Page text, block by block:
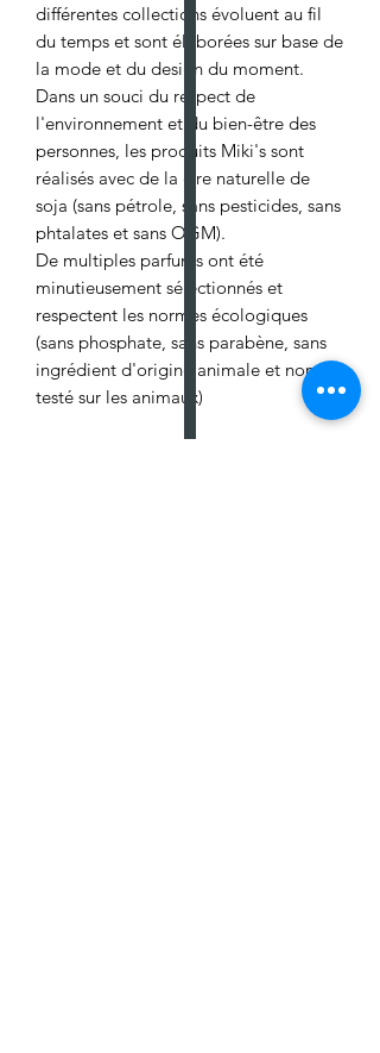
différentes collections évoluent au fil
du temps et sont élaborées sur base de
la mode et du design du moment.
Dans un souci du respect de
l'environnement et du bien-être des
personnes, les produits Miki's sont
réalisés avec de la cire naturelle de
soja (sans pétrole, sans pesticides, sans
phtalates et sans OGM).
De multiples parfums ont été
minutieusement sélectionnés et
respectent les normes écologiques
(sans phosphate, sans parabène, sans
ingrédient d'origine animale et non
testé sur les animaux)